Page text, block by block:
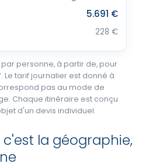
5.691 €
228 €
personne, à partir de, pour
Le tarif journalier est donné à
pas au mode de
Chaque itinéraire est conçu
d'un devis individuel.
c'est la géographie,